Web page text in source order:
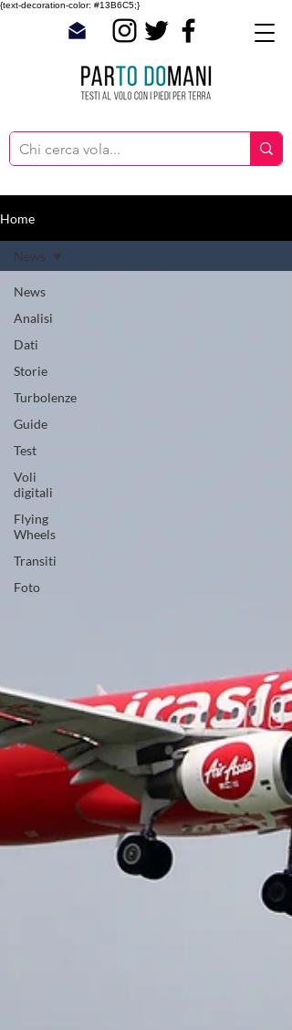
{text-decoration-color: #13B6C5;}
Home
News
Analisi
Dati
Storie
Turbolenze
Guide
Test
Voli
digitali
Flying
Wheels
Transiti
Foto
News